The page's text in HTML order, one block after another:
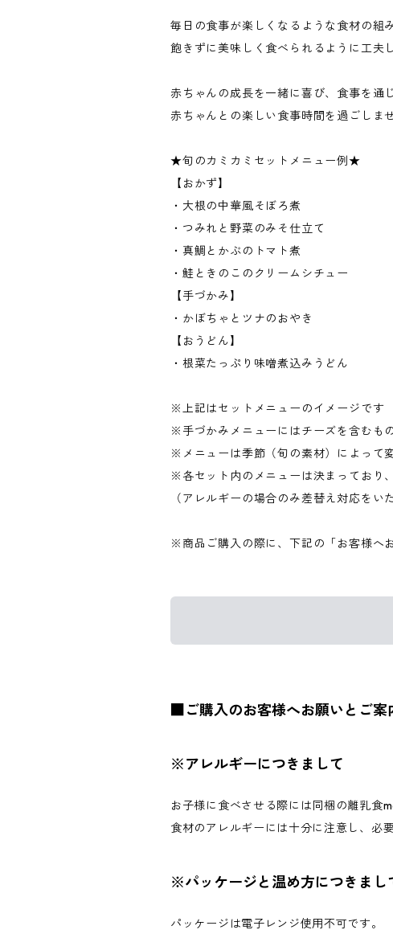
毎日の食事が楽しくなるような食材の組
飽きずに美味しく食べられるように工夫
赤ちゃんの成長を一緒に喜び、食事を通
赤ちゃんとの楽しい食事時間を過ごしま
★旬のカミカミセットメニュー例★
【おかず】
・大根の中華風そぼろ煮
・つみれと野菜のみそ仕立て
・真鯛とかぶのトマト煮
・鮭ときのこのクリームシチュー
【手づかみ】
・かぼちゃとツナのおやき
【おうどん】
・根菜たっぷり味噌煮込みうどん
※上記はセットメニューのイメージです
※手づかみメニューにはチーズを含むも
※メニューは季節（旬の素材）によって
※各セット内のメニューは決まっており
（アレルギーの場合のみ差替え対応をい
※商品ご購入の際に、下記の「お客様へ
■ご購入のお客様へお願いとご案
※アレルギーにつきまして
お子様に食べさせる際には同梱の離乳食
食材のアレルギーには十分に注意し、必
※パッケージと温め方につきまし
パッケージは電子レンジ使用不可です。